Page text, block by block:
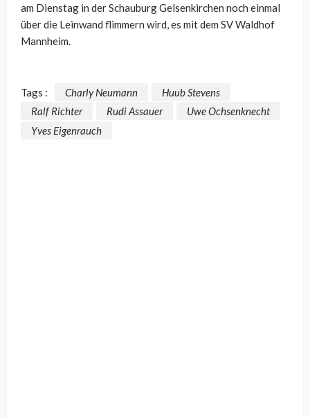
am Dienstag in der Schauburg Gelsenkirchen noch einmal
über die Leinwand flimmern wird, es mit dem SV Waldhof
Mannheim.
Tags : Charly Neumann
Huub Stevens
Ralf Richter
Rudi Assauer
Uwe Ochsenknecht
Yves Eigenrauch